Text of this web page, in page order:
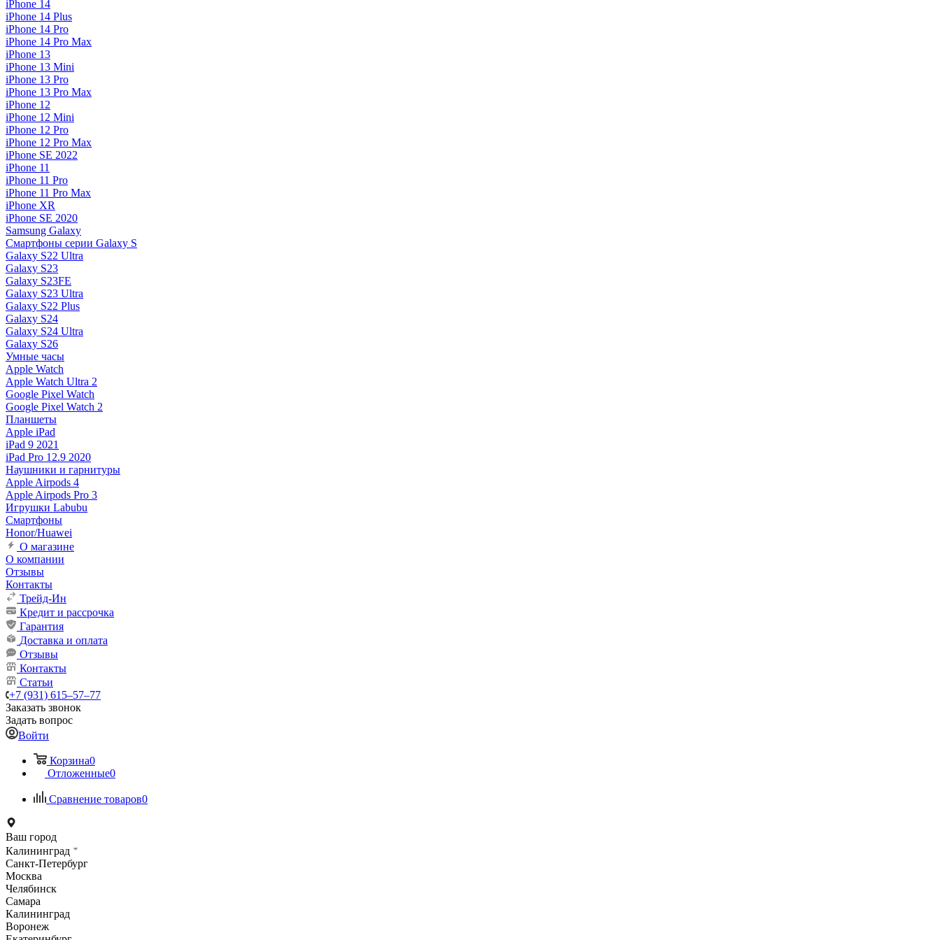
iPhone 14
iPhone 14 Plus
iPhone 14 Pro
iPhone 14 Pro Max
iPhone 13
iPhone 13 Mini
iPhone 13 Pro
iPhone 13 Pro Max
iPhone 12
iPhone 12 Mini
iPhone 12 Pro
iPhone 12 Pro Max
iPhone SE 2022
iPhone 11
iPhone 11 Pro
iPhone 11 Pro Max
iPhone XR
iPhone SE 2020
Samsung Galaxy
Смартфоны серии Galaxy S
Galaxy S22 Ultra
Galaxy S23
Galaxy S23FE
Galaxy S23 Ultra
Galaxy S22 Plus
Galaxy S24
Galaxy S24 Ultra
Galaxy S26
Умные часы
Apple Watch
Apple Watch Ultra 2
Google Pixel Watch
Google Pixel Watch 2
Планшеты
Apple iPad
iPad 9 2021
iPad Pro 12.9 2020
Наушники и гарнитуры
Apple Airpods 4
Apple Airpods Pro 3
Игрушки Labubu
Смартфоны
Honor/Huawei
О магазине
О компании
Отзывы
Контакты
Трейд-Ин
Кредит и рассрочка
Гарантия
Доставка и оплата
Отзывы
Контакты
Статьи
+7 (931) 615‒57‒77
Заказать звонок
Задать вопрос
Войти
Корзина0
Отложенные0
Сравнение товаров0
Ваш город
Калининград
Санкт-Петербург
Москва
Челябинск
Самара
Калининград
Воронеж